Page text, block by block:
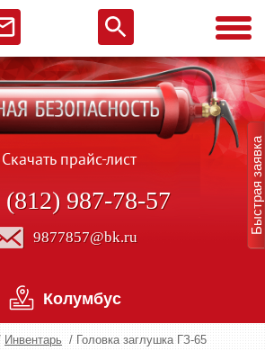
Скачать прайс-лист
(812) 987-78-57
9877857@bk.ru
Колумбус
Инвентарь / Головка заглушка ГЗ-65
Быстрая заявка